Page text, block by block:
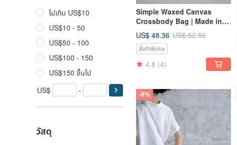
ไม่เกิน US$10
US$10 - 50
US$50 - 100
US$100 - 150
US$150 ขึ้นไป
US$
-
วัสดุ
Simple Waxed Canvas
Crossbody Bag | Made in
Taiwan, Japanese Canvas,
Italian Vegetable-Tanned
Leather
US$ 48.36 US$ 52.56
สั่งทำพิเศษ
4.8 (4)
-8%